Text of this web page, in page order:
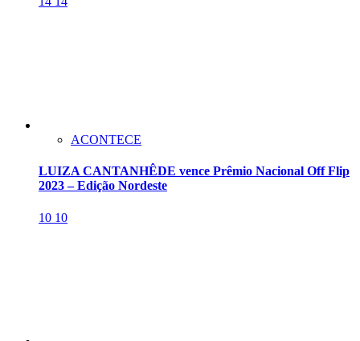
ACONTECE
LUIZA CANTANHÊDE vence Prêmio Nacional Off Flip
2023 – Edição Nordeste
10 10